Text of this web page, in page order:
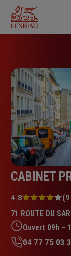
contenu
principal
CABINET
Note
4.8
sur
5
étoiles
4.8
71 ROUTE DU
04 77 75 03